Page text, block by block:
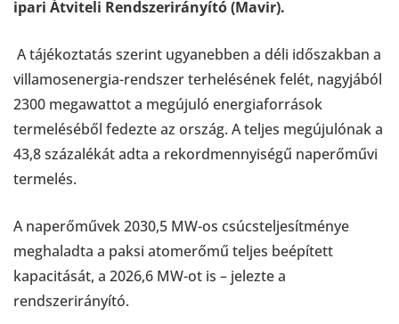
ipari Átviteli Rendszerirányító (Mavir).
A tájékoztatás szerint ugyanebben a déli időszakban a
villamosenergia-rendszer terhelésének felét, nagyjából
2300 megawattot a megújuló energiaforrások
termeléséből fedezte az ország. A teljes megújulónak a
43,8 százalékát adta a rekordmennyiségű naperőművi
termelés.
A naperőművek 2030,5 MW-os csúcsteljesítménye
meghaladta a paksi atomerőmű teljes beépített
kapacitását, a 2026,6 MW-ot is – jelezte a
rendszerirányító.